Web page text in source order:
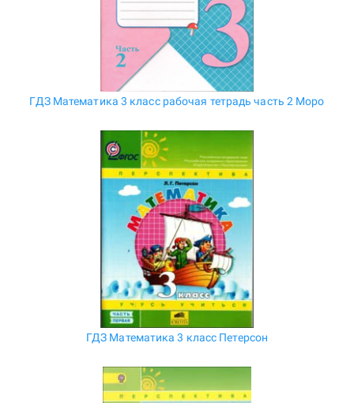
ГДЗ Математика 3 класс рабочая тетрадь часть 2 Моро
ГДЗ Математика 3 класс Петерсон